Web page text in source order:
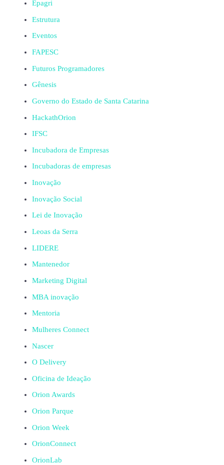
Epagri
Estrutura
Eventos
FAPESC
Futuros Programadores
Gênesis
Governo do Estado de Santa Catarina
HackathOrion
IFSC
Incubadora de Empresas
Incubadoras de empresas
Inovação
Inovação Social
Lei de Inovação
Leoas da Serra
LIDERE
Mantenedor
Marketing Digital
MBA inovação
Mentoria
Mulheres Connect
Nascer
O Delivery
Oficina de Ideação
Orion Awards
Orion Parque
Orion Week
OrionConnect
OrionLab